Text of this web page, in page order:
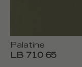
Palatine
LB 710 65